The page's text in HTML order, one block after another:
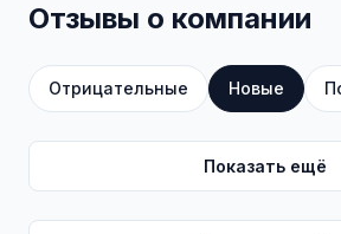
Отзывы о компании
Отрицательные Новые
Показать ещё